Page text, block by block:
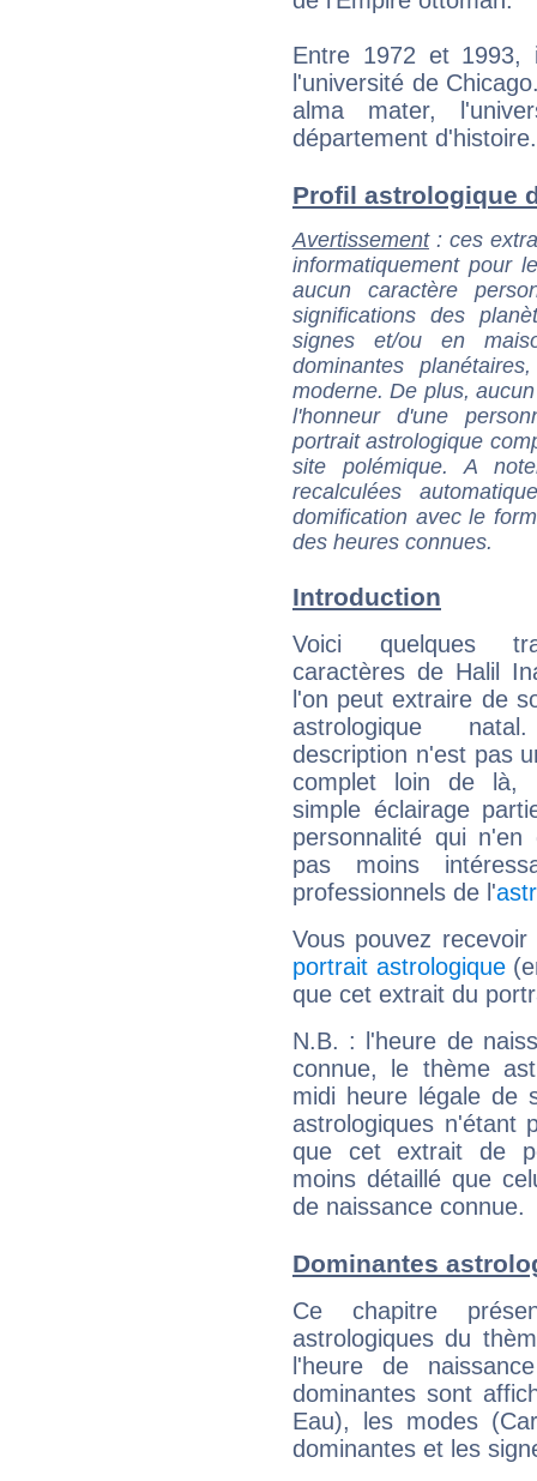
Entre 1972 et 1993,
l'université de
alma mater,
département d'histoire.
Profil astrologique
Avertissement: ces
informatiquement pour
aucun caractère
significations des
signes et/ou en
dominantes
moderne. De plus,
l'honneur d'une
portrait astrologique
site polémique. A
recalculées
domification avec le
des heures connues.
Introduction
Voici quelques
caractères de Halil
l'on peut extraire de
astrologique
description n'est pas
complet loin de là,
simple éclairage
personnalité qui n'en
pas moins
professionnels de l'
Vous pouvez
portrait astrologique
que cet extrait du
N.B. : l'heure de
connue, le thème
midi heure légale de
astrologiques n'étant
que cet extrait de
moins détaillé que
de naissance connue.
Dominantes
Ce chapitre
astrologiques du
l'heure de
dominantes sont
Eau), les modes
dominantes et les